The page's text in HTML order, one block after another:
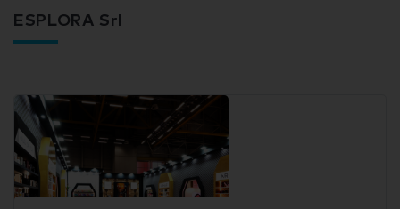
ESPLORA Srl